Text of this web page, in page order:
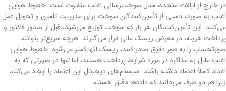
در خارج از ایالات متحده، مدل سوخت‌رسانی اغلب متفاوت است. خطوط هوایی
اغلب به صورت دستی از تأمین‌کنندگان سوخت برای مدیریت تأمین و تحویل عمل
می‌کنند. این تأمین‌کنندگان هر بار که سوخت توزیع می‌شود، قبل از صدور فاکتور و
پرداخت هزینه، در معرض ریسک مالی قرار می‌گیرند. هرچه سریع‌تر بتوانند
صورتحساب را به طور دقیق صادر کنند، ریسک آنها کمتر می‌شود. خطوط هوایی
اغلب مایل به مذاکره در مورد شرایط پرداخت هستند، اما تنها در صورتی که به
اعداد کاملاً اعتماد داشته باشند. سیستم‌های دیجیتال این اعتماد را ایجاد می‌کنند
زیرا هر دو طرف می‌دانند که داده‌ها دقیق هستند.